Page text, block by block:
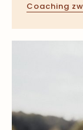
Coaching